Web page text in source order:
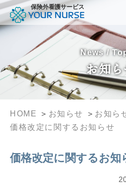
保険外看護サービス
News /
お知
HOME お知らせ
お知ら
価格改定に関するお知らせ
価格改定に関するお知